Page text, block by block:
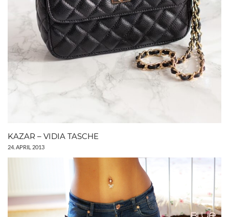
KAZAR – VIDIA TASCHE
24. APRIL 2013